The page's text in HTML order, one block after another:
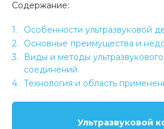
Содержание:
Особенности ультразвуковой
Основные преимущества и
Виды и методы
соединений
Технология и область
Ультразвуковой